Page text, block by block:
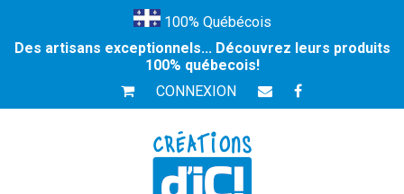
100% Québécois
Des artisans exceptionnels... Découvrez leurs produits
100% québecois!
CONNEXION